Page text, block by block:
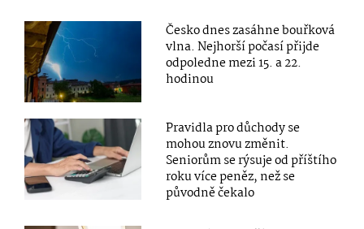
Česko dnes zasáhne bouřková
vlna. Nejhorší počasí přijde
odpoledne mezi 15. a 22.
hodinou
Pravidla pro důchody se
mohou znovu změnit.
Seniorům se rýsuje od příštího
roku více peněz, než se
původně čekalo